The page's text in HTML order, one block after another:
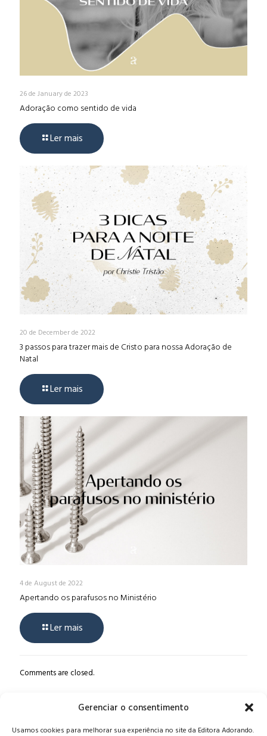
Gerenciar o consentimento
Usamos cookies para melhorar sua experiência no site da Editora Adorando.
26 de January de 2023
Adoração como sentido de vida
Ler mais
20 de December de 2022
3 passos para trazer mais de Cristo para nossa Adoração de
Natal
Ler mais
4 de August de 2022
Apertando os parafusos no Ministério
Ler mais
Comments are closed.
Alameda Oscar Niemeyer, 1033 – 7º Andar - Portaria 04, Vila da